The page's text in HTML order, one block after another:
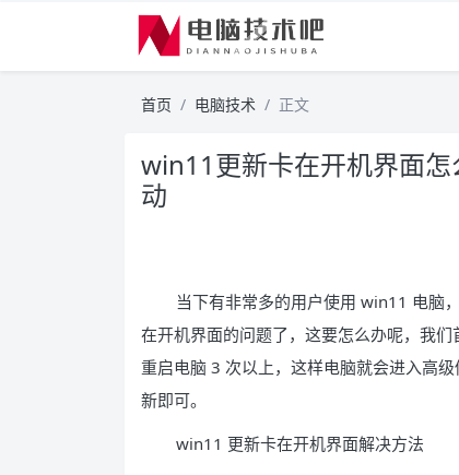
首页 电脑技术 正文
win11更新卡在开机界面
动
当下有非常多的用户使用 win11 电脑
在开机界面的问题了，这要怎么办呢，我
重启电脑 3 次以上，这样电脑就会进入高
新即可。
win11 更新卡在开机界面解决方法